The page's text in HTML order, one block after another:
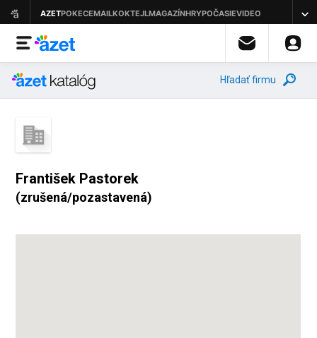
Hľadať firmu
František Pastorek
(zrušená/pozastavená)